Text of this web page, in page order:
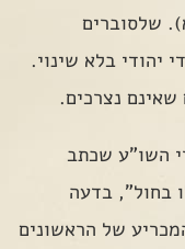
שלסוברים
יהודי בלא שינוי.
נצרכים.
השו"ע שכתב
בחול", בדעה
של הראשונים